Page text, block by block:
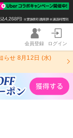
会員登録 ログイン
らせ 8月12日 (水)